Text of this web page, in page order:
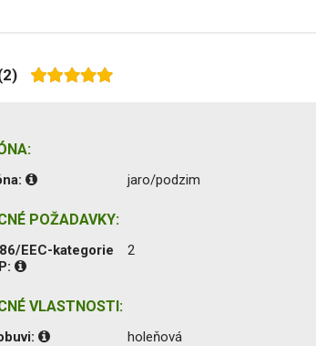
jaro/podzim
POŽADAVKY:
EEC-kategorie
2
VLASTNOSTI:
holeňová